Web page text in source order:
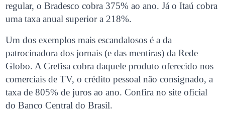
regular, o Bradesco cobra 375% ao ano. Já o Itaú cobra
uma taxa anual superior a 218%.
Um dos exemplos mais escandalosos é a da
patrocinadora dos jornais (e das mentiras) da Rede
Globo. A Crefisa cobra daquele produto oferecido nos
comerciais de TV, o crédito pessoal não consignado, a
taxa de 805% de juros ao ano. Confira no site oficial
do Banco Central do Brasil.